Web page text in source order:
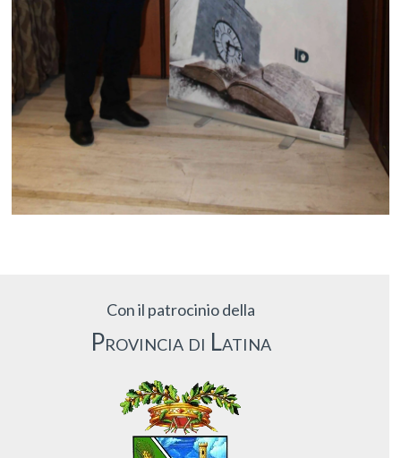
Con il patrocinio della
Provincia di Latina